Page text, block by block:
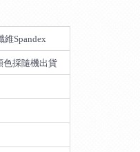
維Spandex
色採隨機出貨